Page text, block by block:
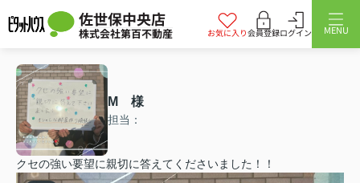
佐世保中央店
株式会社第百不動産 お気に入り会員登録ログイン MENU
M 様
担当：
クセの強い要望に親切に答えてくださいました！！